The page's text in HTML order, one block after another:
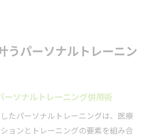
うパーソナルトレーニン
ーソナルトレーニング併用術
たパーソナルトレーニングは、医療
ョンとトレーニングの要素を組み合